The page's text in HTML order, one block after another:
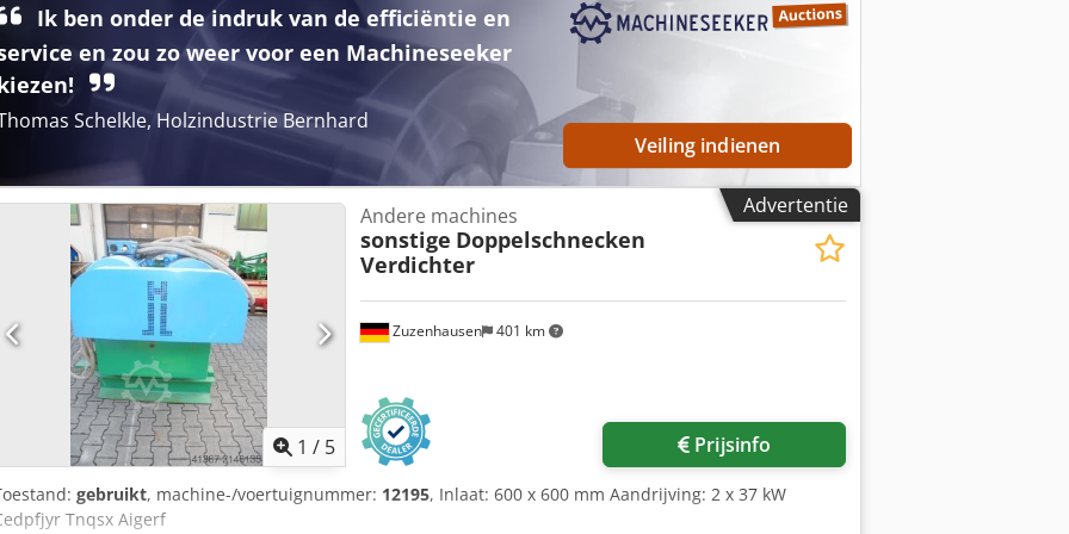
te bedienen, krachtig en produceren houtsnippers van consistente kwaliteit en uniforme
Overig Kostenefficiënte oplossing voor de productie van houtsnippers | Compact ontwerp |
| Laag energieverbruik
Ik ben onder de indruk van de efficiëntie en
en zou zo weer voor een Machineseeker
Schelkle, Holzindustrie Bernhard
Veiling indienen
Advertentie
1 / 5
Zuzenhausen 401 km
Andere machines
sonstige Doppelschnecken
Verdichter
Prijsinfo
gebruikt, machine-/voertuignummer: 12195, Inlaat: 600 x 600 mm Aandrijving: 2 x 37 kW
Tnqsx Aigerf